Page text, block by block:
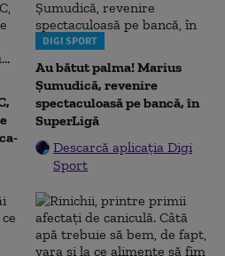
DIGI SPORT
Au bătut palma! Marius
Șumudică, revenire
spectaculoasă pe bancă, în
SuperLigă
Descarcă aplicația Digi
Sport